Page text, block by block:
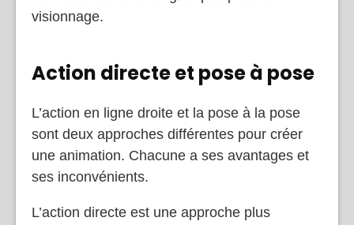
visionnage.
Action directe et pose à pose
L’action en ligne droite et la pose à la pose
sont deux approches différentes pour créer
une animation. Chacune a ses avantages et
ses inconvénients.
L’action directe est une approche plus